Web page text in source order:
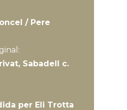
/ Pere
Sabadell c.
per Eli Trotta